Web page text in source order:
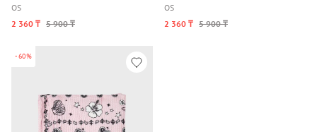
OS
2 360 ₸ 5 900 ₸
OS
2 360 ₸ 5 900 ₸
-60%